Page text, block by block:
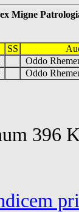
Patrologia
SS
Oddo
Oddo
396